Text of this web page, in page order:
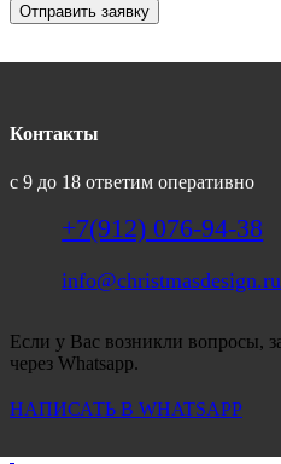
Отправить заявку
Контакты
с 9 до 18 ответим оперативно
+7(912) 076-94-38
info@christmasdesign.ru
Если у Вас возникли вопросы,
через Whatsapp.
НАПИСАТЬ В WHATSAPP